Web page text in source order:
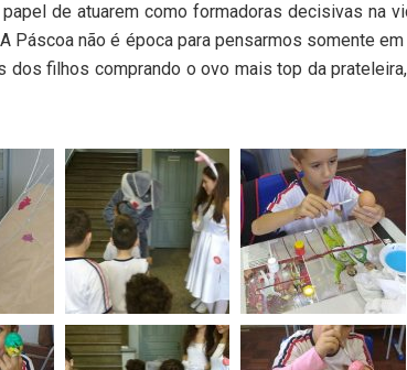
de atuarem como formadoras decisivas na
não é época para pensarmos somente
filhos comprando o ovo mais top da